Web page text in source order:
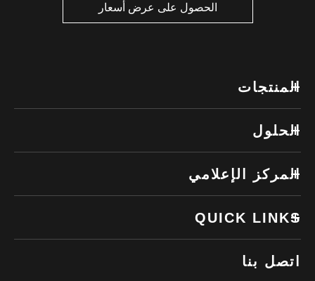
الحصول على عرض أسعار
المنتجات
الحلول
المركز الإعلامي
QUICK LINKS
اتصل بنا